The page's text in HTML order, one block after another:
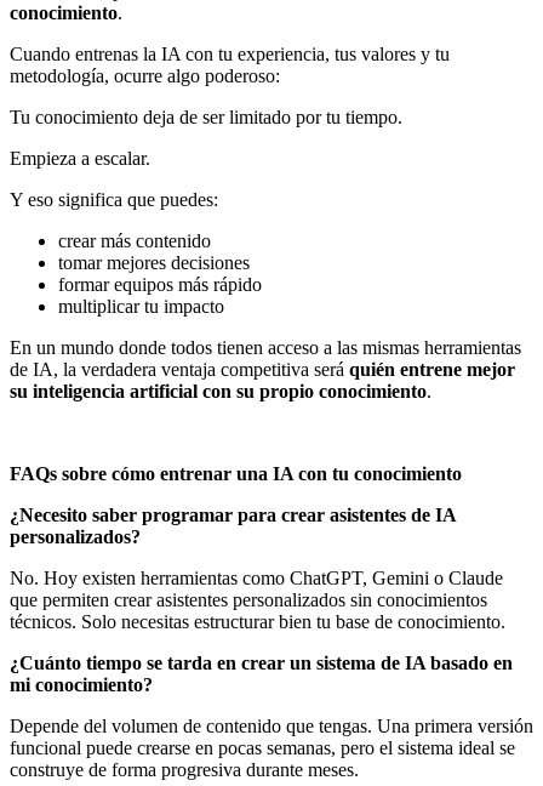
conocimiento.
Cuando entrenas la IA con tu experiencia, tus valores y tu
metodología, ocurre algo poderoso:
Tu conocimiento deja de ser limitado por tu tiempo.
Empieza a escalar.
Y eso significa que puedes:
crear más contenido
tomar mejores decisiones
formar equipos más rápido
multiplicar tu impacto
En un mundo donde todos tienen acceso a las mismas herramientas
de IA, la verdadera ventaja competitiva será quién entrene mejor
su inteligencia artificial con su propio conocimiento.
FAQs sobre cómo entrenar una IA con tu conocimiento
¿Necesito saber programar para crear asistentes de IA
personalizados?
No. Hoy existen herramientas como ChatGPT, Gemini o Claude
que permiten crear asistentes personalizados sin conocimientos
técnicos. Solo necesitas estructurar bien tu base de conocimiento.
¿Cuánto tiempo se tarda en crear un sistema de IA basado en
mi conocimiento?
Depende del volumen de contenido que tengas. Una primera versión
funcional puede crearse en pocas semanas, pero el sistema ideal se
construye de forma progresiva durante meses.